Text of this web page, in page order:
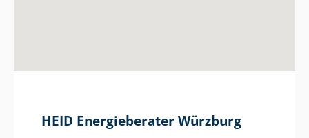
HEID Energieberater Würzburg